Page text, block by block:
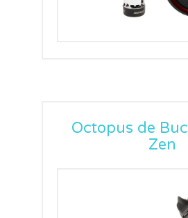
Octopus de
Zen